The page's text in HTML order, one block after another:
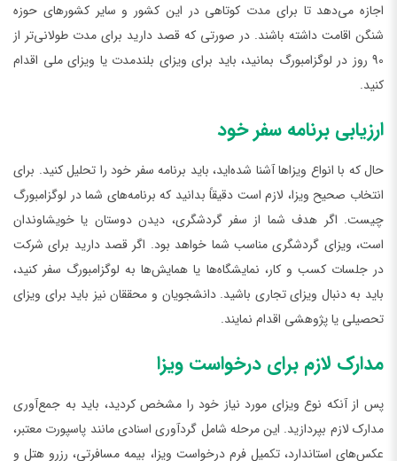
اجازه می‌دهد تا برای مدت کوتاهی در این کشور و سایر کشورهای حوزه
شنگن اقامت داشته باشند. در صورتی که قصد دارید برای مدت طولانی‌تر از
90 روز در لوگزامبورگ بمانید، باید برای ویزای بلندمدت یا ویزای ملی اقدام
کنید.
ارزیابی برنامه سفر خود
حال که با انواع ویزاها آشنا شده‌اید، باید برنامه سفر خود را تحلیل کنید. برای
انتخاب صحیح ویزا، لازم است دقیقاً بدانید که برنامه‌های شما در لوگزامبورگ
چیست. اگر هدف شما از سفر گردشگری، دیدن دوستان یا خویشاوندان
است، ویزای گردشگری مناسب شما خواهد بود. اگر قصد دارید برای شرکت
در جلسات کسب و کار، نمایشگاه‌ها یا همایش‌ها به لوگزامبورگ سفر کنید،
باید به دنبال ویزای تجاری باشید. دانشجویان و محققان نیز باید برای ویزای
تحصیلی یا پژوهشی اقدام نمایند.
مدارک لازم برای درخواست ویزا
پس از آنکه نوع ویزای مورد نیاز خود را مشخص کردید، باید به جمع‌آوری
مدارک لازم بپردازید. این مرحله شامل گردآوری اسنادی مانند پاسپورت معتبر،
عکس‌های استاندارد، تکمیل فرم درخواست ویزا، بیمه مسافرتی، رزرو هتل و